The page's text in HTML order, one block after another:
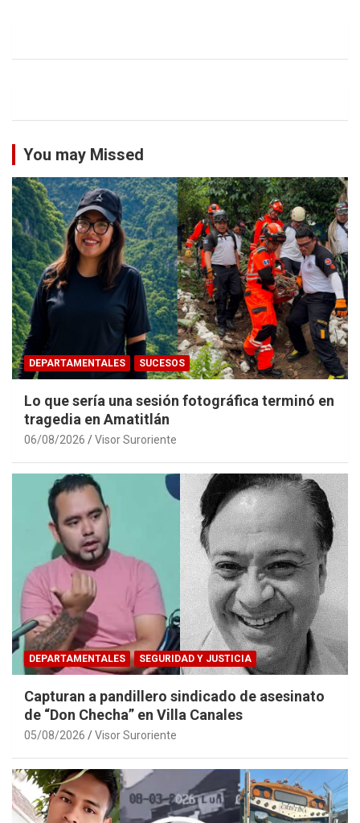
You may Missed
DEPARTAMENTALES SUCESOS
Lo que sería una sesión fotográfica terminó en
tragedia en Amatitlán
06/08/2026 Visor Suroriente
DEPARTAMENTALES SEGURIDAD Y JUSTICIA
Capturan a pandillero sindicado de asesinato
de “Don Checha” en Villa Canales
05/08/2026 Visor Suroriente